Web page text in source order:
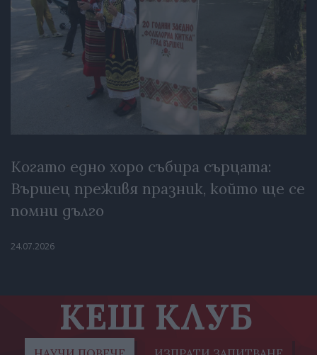
Когато едно хоро събира сърцата:
Вършец преживя празник, който ще се
помни дълго
24.07.2026
КЕШ КЛУБ